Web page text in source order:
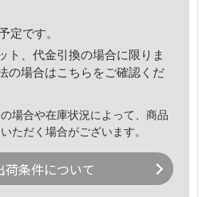
定です。
ト、代金引換の場合に限りま
の場合はこちら をご確認くだ
場合や在庫状況によって、商品
ただく場合がございます。
荷条件について